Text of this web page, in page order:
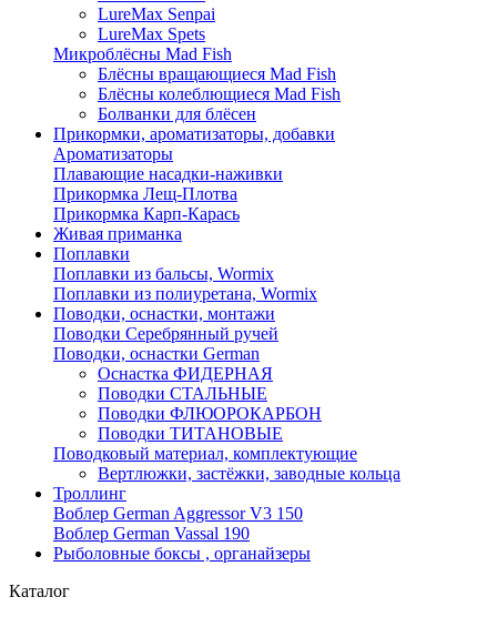
LureMax Senpai
LureMax Spets
Микроблёсны Mad Fish
Блёсны вращающиеся Mad Fish
Блёсны колеблющиеся Mad Fish
Болванки для блёсен
Прикормки, ароматизаторы, добавки
Ароматизаторы
Плавающие насадки-наживки
Прикормка Лещ-Плотва
Прикормка Карп-Карась
Живая приманка
Поплавки
Поплавки из бальсы, Wormix
Поплавки из полиуретана, Wormix
Поводки, оснастки, монтажи
Поводки Серебрянный ручей
Поводки, оснастки German
Оснастка ФИДЕРНАЯ
Поводки СТАЛЬНЫЕ
Поводки ФЛЮОРОКАРБОН
Поводки ТИТАНОВЫЕ
Поводковый материал, комплектующие
Вертлюжки, застёжки, заводные кольца
Троллинг
Воблер German Aggressor V3 150
Воблер German Vassal 190
Рыболовные боксы , органайзеры
Каталог